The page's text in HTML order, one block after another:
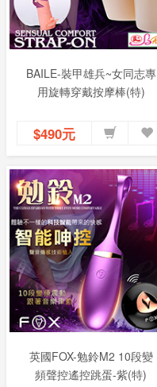
BAILE-裝甲雄兵~女同志專
用旋轉穿戴按摩棒(特)
$490元
英國FOX-勉鈴M2 10段變
頻聲控遙控跳蛋-紫(特)